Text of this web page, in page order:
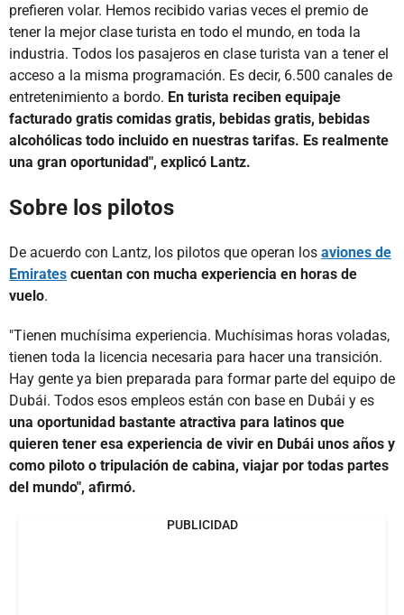
prefieren volar. Hemos recibido varias veces el premio de
tener la mejor clase turista en todo el mundo, en toda la
industria. Todos los pasajeros en clase turista van a tener el
acceso a la misma programación. Es decir, 6.500 canales de
entretenimiento a bordo. En turista reciben equipaje
facturado gratis comidas gratis, bebidas gratis, bebidas
alcohólicas todo incluido en nuestras tarifas. Es realmente
una gran oportunidad", explicó Lantz.
Sobre los pilotos
De acuerdo con Lantz, los pilotos que operan los aviones de
Emirates cuentan con mucha experiencia en horas de
vuelo.
"Tienen muchísima experiencia. Muchísimas horas voladas,
tienen toda la licencia necesaria para hacer una transición.
Hay gente ya bien preparada para formar parte del equipo de
Dubái. Todos esos empleos están con base en Dubái y es
una oportunidad bastante atractiva para latinos que
quieren tener esa experiencia de vivir en Dubái unos años y
como piloto o tripulación de cabina, viajar por todas partes
del mundo", afirmó.
PUBLICIDAD